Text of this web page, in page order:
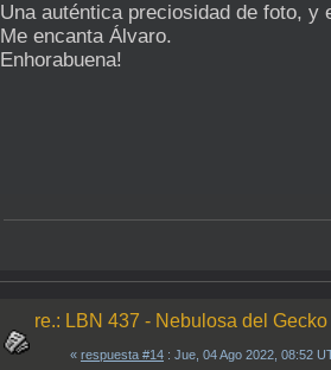
Una auténtica preciosidad de foto, y
Me encanta Álvaro.
Enhorabuena!
re.: LBN 437 - Nebulosa del Gecko
« respuesta #14 : Jue, 04 Ago 2022, 08:52